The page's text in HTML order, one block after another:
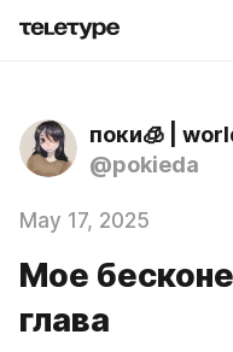
поки🧊 |
@pokieda
May 17, 2025
Мое
глава